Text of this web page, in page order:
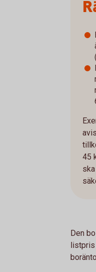
45
Den
listpris